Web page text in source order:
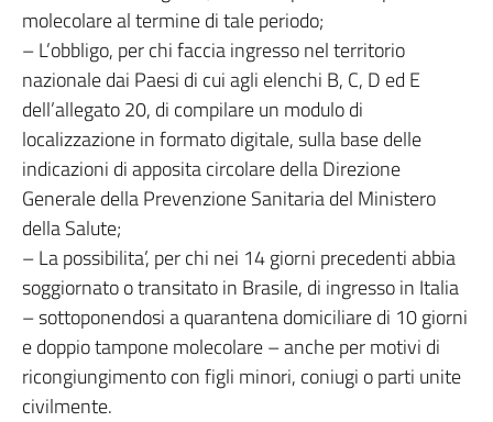
molecolare al termine di tale periodo;
– L’obbligo, per chi faccia ingresso nel territorio
nazionale dai Paesi di cui agli elenchi B, C, D ed E
dell’allegato 20, di compilare un modulo di
localizzazione in formato digitale, sulla base delle
indicazioni di apposita circolare della Direzione
Generale della Prevenzione Sanitaria del Ministero
della Salute;
– La possibilita’, per chi nei 14 giorni precedenti abbia
soggiornato o transitato in Brasile, di ingresso in Italia
– sottoponendosi a quarantena domiciliare di 10 giorni
e doppio tampone molecolare – anche per motivi di
ricongiungimento con figli minori, coniugi o parti unite
civilmente.